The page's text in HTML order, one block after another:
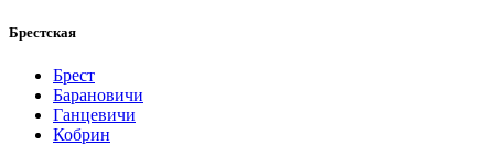
Брестская
Брест
Барановичи
Ганцевичи
Кобрин